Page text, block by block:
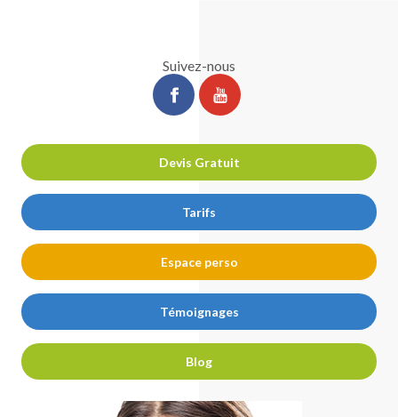
Suivez-nous
ChirurgiePro
sur
ChirurgiePro
sur
Devis Gratuit
Tarifs
Espace perso
Témoignages
Blog